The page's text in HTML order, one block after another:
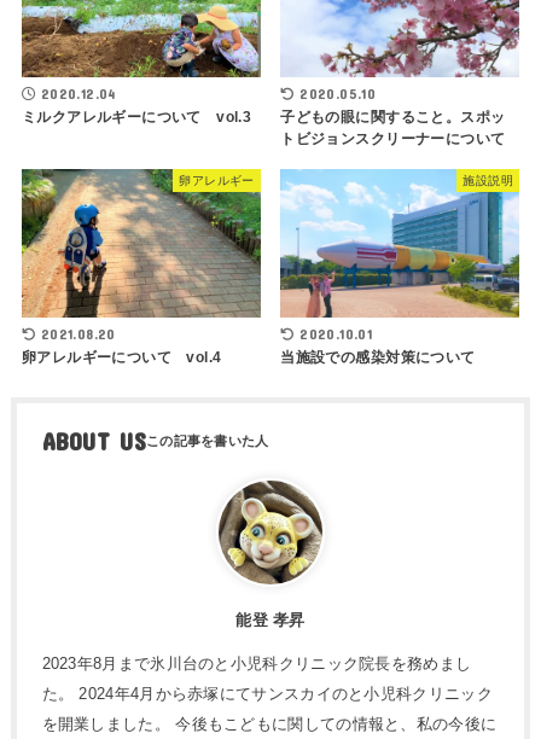
2020.12.04
ミルクアレルギーについて vol.3
2020.05.10
子どもの眼に関すること。スポッ
トビジョンスクリーナーについて
卵アレルギー
2021.08.20
卵アレルギーについて vol.4
施設説明
2020.10.01
当施設での感染対策について
ABOUT US
能登 孝昇
2023年8月まで氷川台のと小児科クリニック院長を務めまし
た。 2024年4月から赤塚にてサンスカイのと小児科クリニック
を開業しました。 今後もこどもに関しての情報と、私の今後に